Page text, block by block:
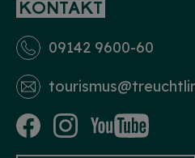
KONTAKT
09142 9600-60
HINWEIS
Christkind &